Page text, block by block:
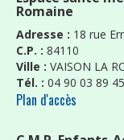
Romaine
Adresse : 18 rue
C.P. : 84110
Ville : VAISON LA
Tél. : 04 90 03 89 45
Plan d'accès